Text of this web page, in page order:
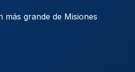
más grande de Misiones